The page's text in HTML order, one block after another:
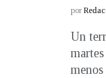
por
Un